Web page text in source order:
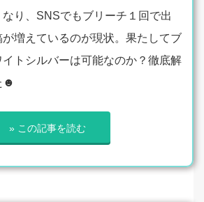
り、SNSでもブリーチ１回で出
増えているのが現状。果たしてブ
イトシルバーは可能なのか？徹底解
☻
» この記事を読む